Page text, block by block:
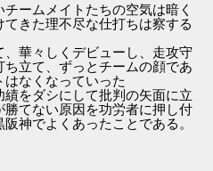
ームメイトたちの空気は暗く
きた理不尽な仕打ちは察する
華々しくデビューし、走攻守
立て、ずっとチームの顔であ
なくなっていった
をダシにして批判の矢面に立
てない原因を功労者に押し付
神でよくあったことである。